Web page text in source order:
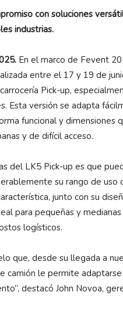
con soluciones
industrias.
En el marco de Fevent
entre el 17 y 19 de
Pick-up,
Esta versión se adapta
funcional y dimensiones
y de difícil acceso.
del LK5 Pick-up es que
su rango de uso
junto con su
para pequeñas y
logísticos.
que, desde su llegada a
camión le permite
destacó John Novoa,